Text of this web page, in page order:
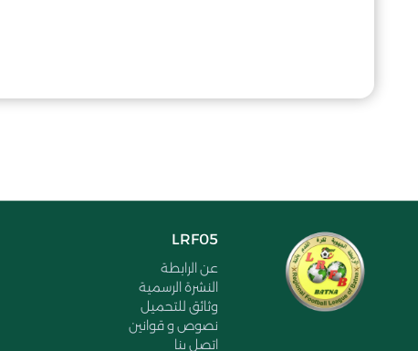
LRF05
عن الرابطة
النشرة الرسمية
وثائق للتحميل
نصوص و قوانين
اتصل بنا